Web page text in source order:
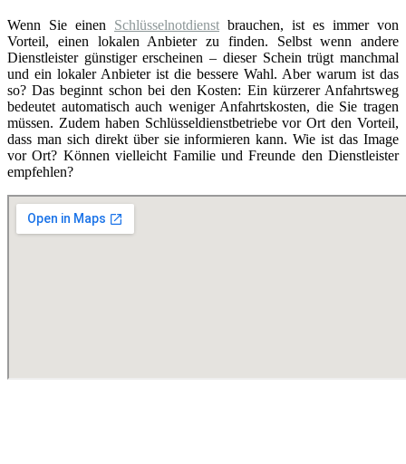
Wenn Sie einen Schlüsselnotdienst brauchen, ist es immer von
Vorteil, einen lokalen Anbieter zu finden. Selbst wenn andere
Dienstleister günstiger erscheinen – dieser Schein trügt manchmal
und ein lokaler Anbieter ist die bessere Wahl. Aber warum ist das
so? Das beginnt schon bei den Kosten: Ein kürzerer Anfahrtsweg
bedeutet automatisch auch weniger Anfahrtskosten, die Sie tragen
müssen. Zudem haben Schlüsseldienstbetriebe vor Ort den Vorteil,
dass man sich direkt über sie informieren kann. Wie ist das Image
vor Ort? Können vielleicht Familie und Freunde den Dienstleister
empfehlen?